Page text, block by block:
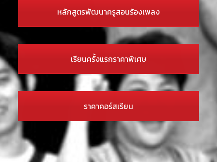
หลักสูตรพัฒนาครูสอนร้องเพลง
เรียนครั้งแรกราคาพิเศษ
ราคาคอร์สเรียน